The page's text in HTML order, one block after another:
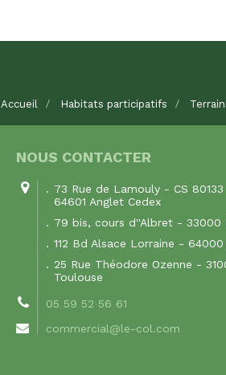
Accueil Habitats participatifs
NOUS CONTACTER
73 Rue de Lamouly - CS 80133
64601 Anglet Cedex
79 bis, cours d''Albret - 33000
112 Bd Alsace Lorraine - 64000
25 Rue Théodore Ozenne -
Toulouse
05 59 52 56 61
commercial@le-col.com